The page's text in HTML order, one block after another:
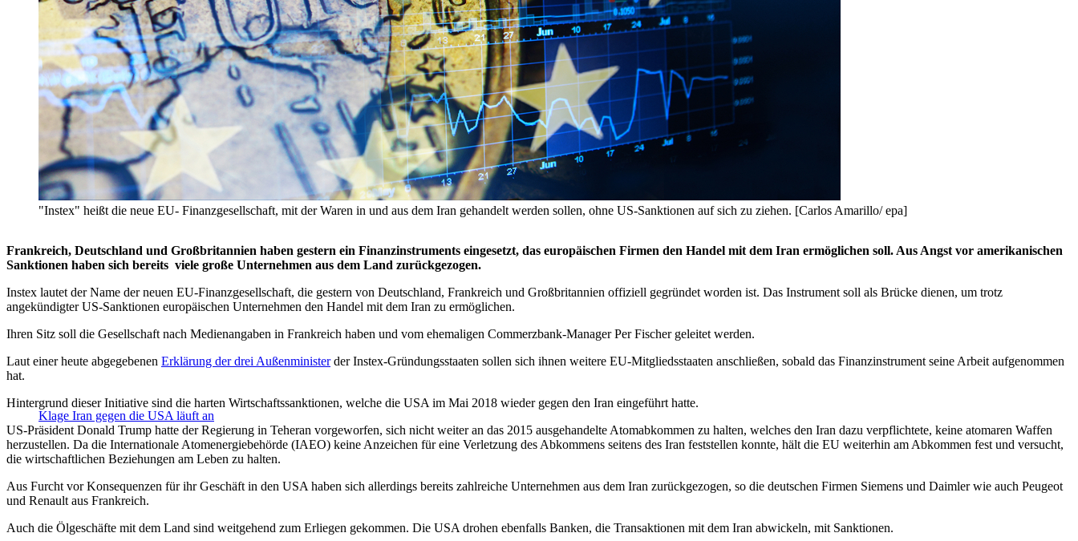
"Instex" heißt die neue EU- Finanzgesellschaft, mit der Waren in und aus dem Iran gehandelt werden sollen, ohne US-Sanktionen auf sich zu ziehen. [Carlos Amarillo/ epa]
Frankreich, Deutschland und Großbritannien haben gestern ein Finanzinstruments eingesetzt, das europäischen Firmen den Handel mit dem Iran ermöglichen soll. Aus Angst vor amerikanischen
Sanktionen haben sich bereits viele große Unternehmen aus dem Land zurückgezogen.
Instex lautet der Name der neuen EU-Finanzgesellschaft, die gestern von Deutschland, Frankreich und Großbritannien offiziell gegründet worden ist. Das Instrument soll als Brücke dienen, um trotz
angekündigter US-Sanktionen europäischen Unternehmen den Handel mit dem Iran zu ermöglichen.
Ihren Sitz soll die Gesellschaft nach Medienangaben in Frankreich haben und vom ehemaligen Commerzbank-Manager Per Fischer geleitet werden.
Laut einer heute abgegebenen Erklärung der drei Außenministerder Instex-Gründungsstaaten sollen sich ihnen weitere EU-Mitgliedsstaaten anschließen, sobald das Finanzinstrument seine Arbeit aufgenommen
hat.
Klage Iran gegen die USA läuft an
Hintergrund dieser Initiative sind die harten Wirtschaftssanktionen, welche die USA im Mai 2018 wieder gegen den Iran eingeführt hatte.
US-Präsident Donald Trump hatte der Regierung in Teheran vorgeworfen, sich nicht weiter an das 2015 ausgehandelte Atomabkommen zu halten, welches den Iran dazu verpflichtete, keine atomaren Waffen
herzustellen. Da die Internationale Atomenergiebehörde (IAEO) keine Anzeichen für eine Verletzung des Abkommens seitens des Iran feststellen konnte, hält die EU weiterhin am Abkommen fest und versucht,
die wirtschaftlichen Beziehungen am Leben zu halten.
Aus Furcht vor Konsequenzen für ihr Geschäft in den USA haben sich allerdings bereits zahlreiche Unternehmen aus dem Iran zurückgezogen, so die deutschen Firmen Siemens und Daimler wie auch Peugeot
und Renault aus Frankreich.
Auch die Ölgeschäfte mit dem Land sind weitgehend zum Erliegen gekommen. Die USA drohen ebenfalls Banken, die Transaktionen mit dem Iran abwickeln, mit Sanktionen.